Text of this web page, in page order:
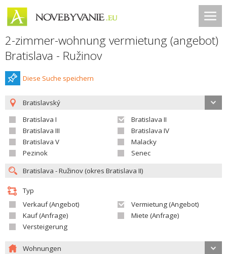
2-zimmer-wohnung vermietung (angebot)
Bratislava - Ružinov
Diese Suche speichern
Bratislavský
Bratislava I
Bratislava II
Bratislava III
Bratislava IV
Bratislava V
Malacky
Pezinok
Senec
Typ
Verkauf (Angebot)
Vermietung (Angebot)
Kauf (Anfrage)
Miete (Anfrage)
Versteigerung
Wohnungen